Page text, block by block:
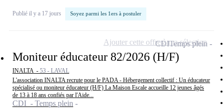
Publié il y a 17 jours Soyez parmi les 1ers à postuler
Moniteur éducateur 82/2026 (H/F)
INALTA - 53 - LAVAL
L'association INALTA recrute pour le PADA - Hébergement collectif : Un éducateur
spécialisé ou moniteur éducateur (H/F) La Maison Escale accueille 12 jeunes âgés
de 13 à 18 ans confiés par l'Aide...
CDI - Temps plein
CDITemps plein
Ajouter cette offre à ma sélection